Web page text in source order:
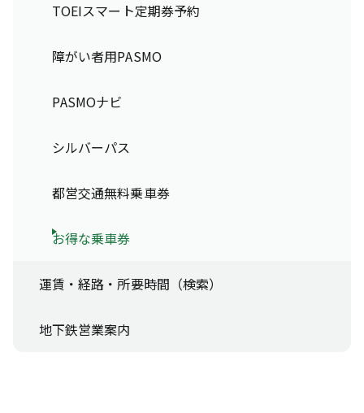
TOEIスマート定期券予約
障がい者用PASMO
PASMOナビ
シルバーパス
都営交通無料乗車券
お得な乗車券
運賃・経路・所要時間（検索）
地下鉄営業案内